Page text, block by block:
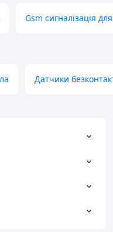
Gsm сигналізація
Датчики